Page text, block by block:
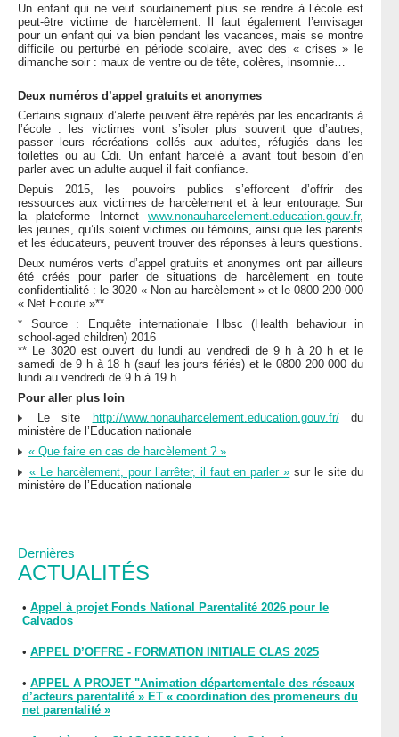
Dernières
ACTUALITÉS
• Appel à projet Fonds National Parentalité 2026 pour le
Calvados
• APPEL D’OFFRE - FORMATION INITIALE CLAS 2025
• APPEL A PROJET "Animation départementale des réseaux
d’acteurs parentalité » ET « coordination des promeneurs du
net parentalité »
Un enfant qui ne veut soudainement plus se rendre à l’école est
peut-être victime de harcèlement. Il faut également l’envisager
pour un enfant qui va bien pendant les vacances, mais se montre
difficile ou perturbé en période scolaire, avec des « crises » le
dimanche soir : maux de ventre ou de tête, colères, insomnie…
Deux numéros d’appel gratuits et anonymes
Certains signaux d’alerte peuvent être repérés par les encadrants à
l’école : les victimes vont s’isoler plus souvent que d’autres,
passer leurs récréations collés aux adultes, réfugiés dans les
toilettes ou au Cdi. Un enfant harcelé a avant tout besoin d’en
parler avec un adulte auquel il fait confiance.
Depuis 2015, les pouvoirs publics s’efforcent d’offrir des
ressources aux victimes de harcèlement et à leur entourage. Sur
la plateforme Internet www.nonauharcelement.education.gouv.fr,
les jeunes, qu’ils soient victimes ou témoins, ainsi que les parents
et les éducateurs, peuvent trouver des réponses à leurs questions.
Deux numéros verts d’appel gratuits et anonymes ont par ailleurs
été créés pour parler de situations de harcèlement en toute
confidentialité : le 3020 « Non au harcèlement » et le 0800 200 000
« Net Ecoute »**.
* Source : Enquête internationale Hbsc (Health behaviour in
school-aged children) 2016
** Le 3020 est ouvert du lundi au vendredi de 9 h à 20 h et le
samedi de 9 h à 18 h (sauf les jours fériés) et le 0800 200 000 du
lundi au vendredi de 9 h à 19 h
Pour aller plus loin
Le site
http://www.nonauharcelement.education.gouv.fr/du
ministère de l’Education nationale
« Que faire en cas de harcèlement ? »
« Le harcèlement, pour l’arrêter, il faut en parler » sur le site du
ministère de l’Education nationale